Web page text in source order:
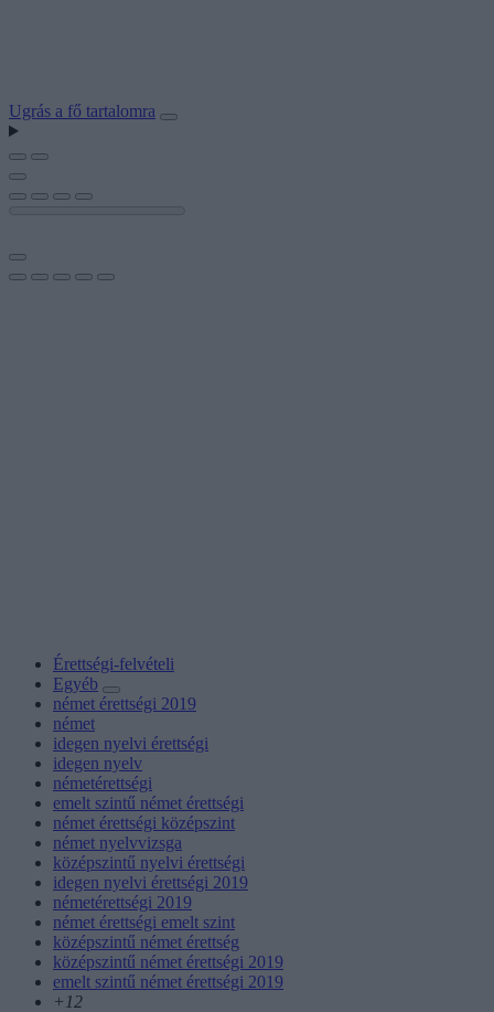
Ugrás a fő tartalomra
Érettségi-felvételi
Egyéb
német érettségi 2019
német
idegen nyelvi érettségi
idegen nyelv
németérettségi
emelt szintű német érettségi
német érettségi középszint
német nyelvvizsga
középszintű nyelvi érettségi
idegen nyelvi érettségi 2019
németérettségi 2019
német érettségi emelt szint
középszintű német érettség
középszintű német érettségi 2019
emelt szintű német érettségi 2019
+12